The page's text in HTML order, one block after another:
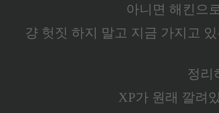
아니면 해킨으
걍 헛짓 하지 말고 지금 가지고
정리
XP가 원래 깔려